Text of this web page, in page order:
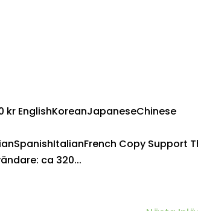
kr EnglishKoreanJapaneseChinese
Copy Support
ca 320...